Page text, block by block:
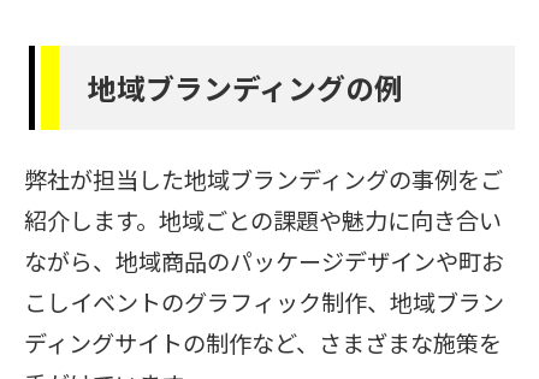
地域ブランディングの例
弊社が担当した地域ブランディングの事例をご
紹介します。地域ごとの課題や魅力に向き合い
ながら、地域商品のパッケージデザインや町お
こしイベントのグラフィック制作、地域ブラン
ディングサイトの制作など、さまざまな施策を